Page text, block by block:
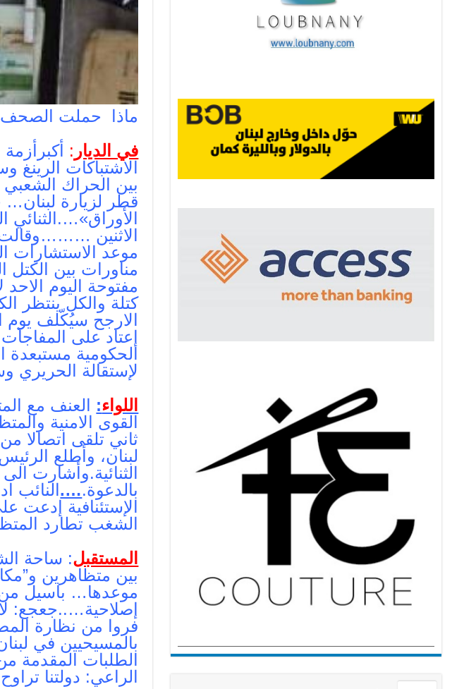
ماذا حملت الصحف
في الديار :
الاشتباكات
بين الحراك
قطر لزيارة
الاثنين
مناورات بين الكتل
مفتوحة اليوم
كتلة والكل ينتظر
الارجح سيُكّلف يوم
إعتاد على
الحكومية مستبعدة
لإستقالة الحريري
اللواء: العنف مع
القوى الامنية
ثاني تلقى اتصالا
لبنان، وأطلع
الثنائية.وأشارت
بالدعوة.….
الإستئنافية
الشغب تطارد
المستقبل: ساحة
بين متظاهرين
موعدها… باسيل
فروا من نظارة
بالمسيحيين في
الطلبات المقدمة
الراعي: دولتنا تراوح